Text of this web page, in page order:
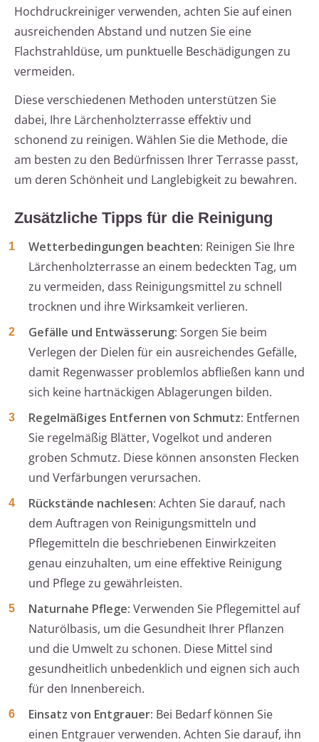
Hochdruckreiniger verwenden, achten Sie auf einen
ausreichenden Abstand und nutzen Sie eine
Flachstrahldüse, um punktuelle Beschädigungen zu
vermeiden.
Diese verschiedenen Methoden unterstützen Sie
dabei, Ihre Lärchenholzterrasse effektiv und
schonend zu reinigen. Wählen Sie die Methode, die
am besten zu den Bedürfnissen Ihrer Terrasse passt,
um deren Schönheit und Langlebigkeit zu bewahren.
Zusätzliche Tipps für die Reinigung
Wetterbedingungen beachten: Reinigen Sie Ihre
Lärchenholzterrasse an einem bedeckten Tag, um
zu vermeiden, dass Reinigungsmittel zu schnell
trocknen und ihre Wirksamkeit verlieren.
Gefälle und Entwässerung: Sorgen Sie beim
Verlegen der Dielen für ein ausreichendes Gefälle,
damit Regenwasser problemlos abfließen kann und
sich keine hartnäckigen Ablagerungen bilden.
Regelmäßiges Entfernen von Schmutz: Entfernen
Sie regelmäßig Blätter, Vogelkot und anderen
groben Schmutz. Diese können ansonsten Flecken
und Verfärbungen verursachen.
Rückstände nachlesen: Achten Sie darauf, nach
dem Auftragen von Reinigungsmitteln und
Pflegemitteln die beschriebenen Einwirkzeiten
genau einzuhalten, um eine effektive Reinigung
und Pflege zu gewährleisten.
Naturnahe Pflege: Verwenden Sie Pflegemittel auf
Naturölbasis, um die Gesundheit Ihrer Pflanzen
und die Umwelt zu schonen. Diese Mittel sind
gesundheitlich unbedenklich und eignen sich auch
für den Innenbereich.
Einsatz von Entgrauer: Bei Bedarf können Sie
einen Entgrauer verwenden. Achten Sie darauf, ihn